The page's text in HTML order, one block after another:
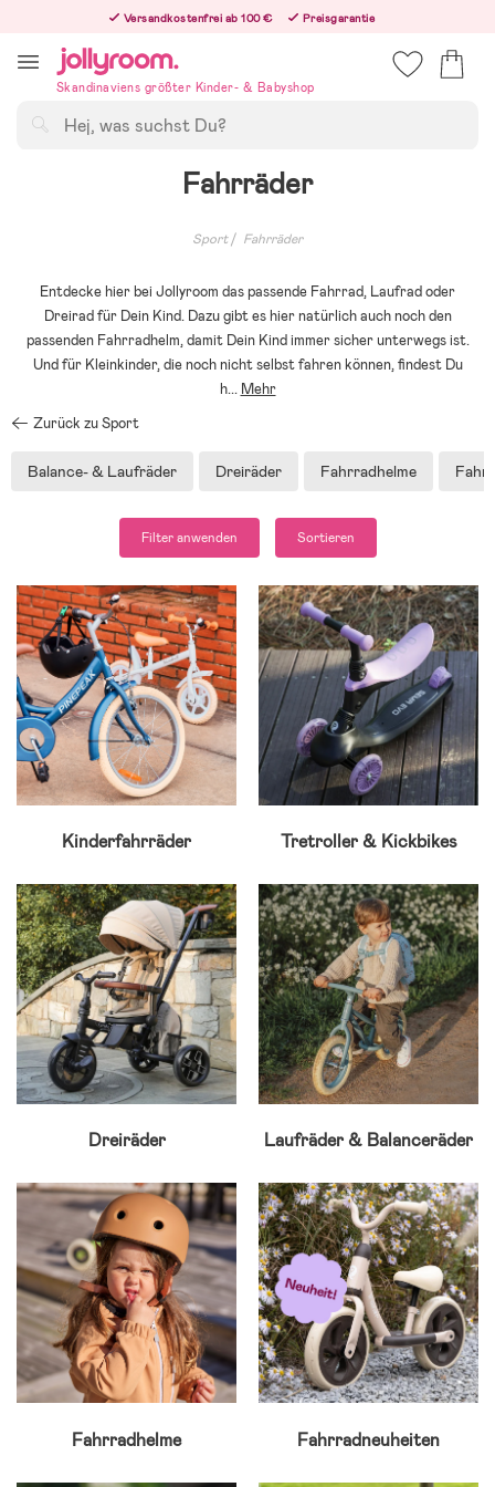
innehållet
Versandkostenfrei ab 100 €
Preisgarantie
Bestelle jetzt – wir versenden noch am selben Werktag!
Skandinaviens größter Kinder- & Babyshop
Fahrräder
Sport Fahrräder
Entdecke hier bei Jollyroom das passende Fahrrad, Laufrad oder
Dreirad für Dein Kind. Dazu gibt es hier natürlich auch noch den
passenden Fahrradhelm, damit Dein Kind immer sicher unterwegs ist.
Und für Kleinkinder, die noch nicht selbst fahren können, findest Du
h... Mehr
Zurück zu Sport
Balance- & Laufräder Dreiräder Fahrradhelme
Filter anwenden Sortieren
Kinderfahrräder Tretroller & Kickbikes
Dreiräder Laufräder & Balanceräder
Fahrradhelme Fahrradneuheiten